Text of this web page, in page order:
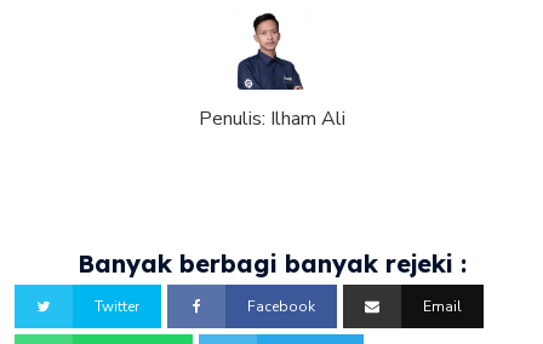
Penulis: Ilham Ali
Banyak berbagi banyak rejeki :
Twitter Facebook Email